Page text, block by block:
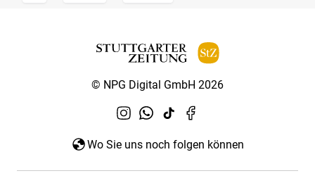
© NPG Digital GmbH 2026
Wo Sie uns noch folgen können